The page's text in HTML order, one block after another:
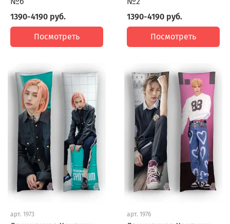
1390-4190 руб.
Посмотреть
1390-4190 руб.
Посмотреть
арт. 1973 арт. 1976